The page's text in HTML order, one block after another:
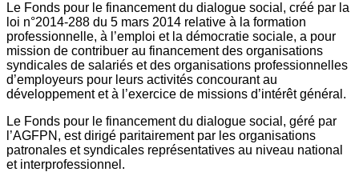
Le Fonds pour le financement du dialogue social, créé par la
loi n°2014-288 du 5 mars 2014 relative à la formation
professionnelle, à l’emploi et la démocratie sociale, a pour
mission de contribuer au financement des organisations
syndicales de salariés et des organisations professionnelles
d’employeurs pour leurs activités concourant au
développement et à l’exercice de missions d’intérêt général.
Le Fonds pour le financement du dialogue social, géré par
l’AGFPN, est dirigé paritairement par les organisations
patronales et syndicales représentatives au niveau national
et interprofessionnel.